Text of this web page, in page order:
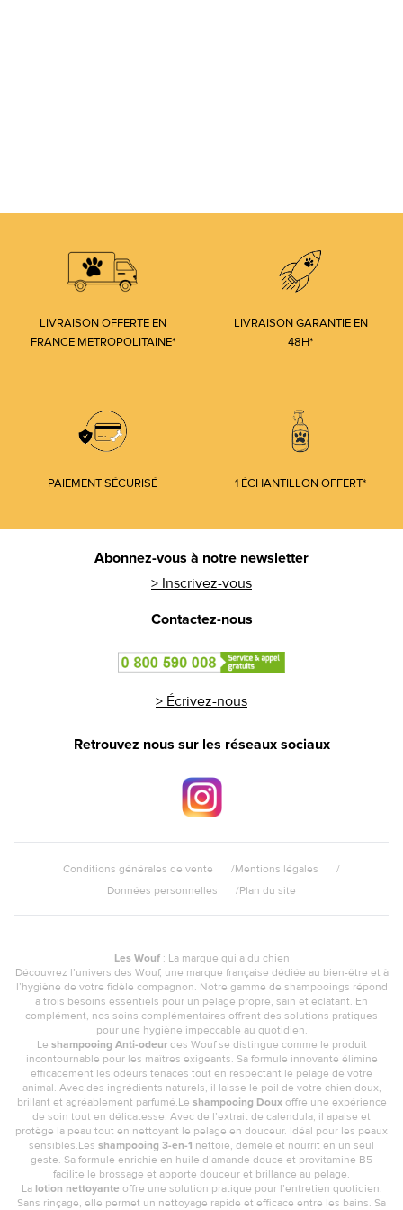
LIVRAISON OFFERTE EN
FRANCE METROPOLITAINE*
LIVRAISON GARANTIE EN
48H*
PAIEMENT SÉCURISÉ 1 ÉCHANTILLON OFFERT*
Abonnez-vous à notre newsletter
> Inscrivez-vous
Contactez-nous
> Écrivez-nous
Retrouvez nous sur les réseaux sociaux
Conditions générales de vente
Mentions légales
Données personnelles
Plan du site
Les Wouf: La marque qui a du chien
Découvrez l’univers des Wouf, une marque française dédiée au bien-être et à
l’hygiène de votre fidèle compagnon. Notre gamme de shampooings répond
à trois besoins essentiels pour un pelage propre, sain et éclatant. En
complément, nos soins complémentaires offrent des solutions pratiques
pour une hygiène impeccable au quotidien.
Le shampooing Anti-odeurdes Wouf se distingue comme le produit
incontournable pour les maîtres exigeants. Sa formule innovante élimine
efficacement les odeurs tenaces tout en respectant le pelage de votre
animal. Avec des ingrédients naturels, il laisse le poil de votre chien doux,
brillant et agréablement parfumé.Le shampooing Douxoffre une expérience
de soin tout en délicatesse. Avec de l’extrait de calendula, il apaise et
protège la peau tout en nettoyant le pelage en douceur. Idéal pour les peaux
sensibles.Les shampooing 3-en-1 nettoie, démêle et nourrit en un seul
geste. Sa formule enrichie en huile d’amande douce et provitamine B5
facilite le brossage et apporte douceur et brillance au pelage.
La lotion nettoyante offre une solution pratique pour l’entretien quotidien.
Sans rinçage, elle permet un nettoyage rapide et efficace entre les bains. Sa